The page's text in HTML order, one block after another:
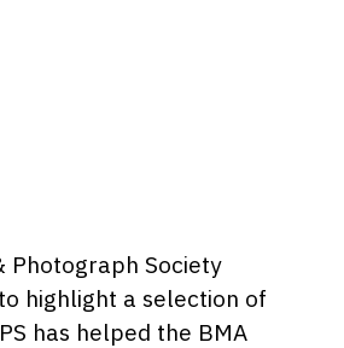
Photograph Society
highlight a selection of
has helped the BMA